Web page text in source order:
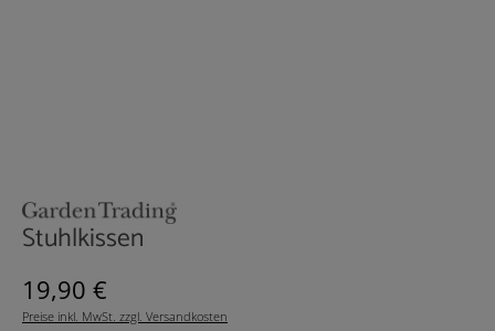
Stuhlkissen
Regulärer Preis:
19,90 €
Preise inkl. MwSt. zzgl. Versandkosten